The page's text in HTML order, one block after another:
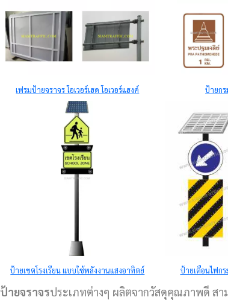
เฟรมป้ายจราจร โอเวอร์เฮด โอเวอร์แฮงค์ ป้ายก
ป้ายเขตโรงเรียน แบบใช้พลังงานแสงอาทิตย์ ป้ายเตือนไฟก
ป้ายจราจรประเภทต่างๆ ผลิตจากวัสดุคุณภาพดี สา
ป้ายจราจร
ป้ายเตือน ป้าย
ป้า